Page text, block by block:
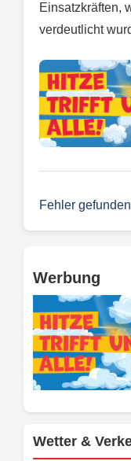
Einsatzkräften,
verdeutlicht
Fehler
Werbung
Wetter &